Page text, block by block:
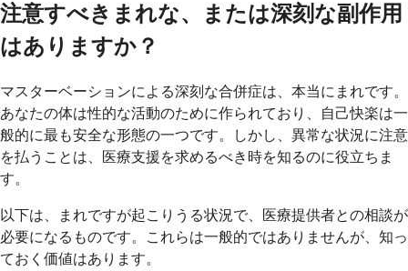
注意すべきまれな、または深刻な副作用
はありますか？
マスターベーションによる深刻な合併症は、本当にまれです。
あなたの体は性的な活動のために作られており、自己快楽は一
般的に最も安全な形態の一つです。しかし、異常な状況に注意
を払うことは、医療支援を求めるべき時を知るのに役立ちま
す。
以下は、まれですが起こりうる状況で、医療提供者との相談が
必要になるものです。これらは一般的ではありませんが、知っ
ておく価値はあります。